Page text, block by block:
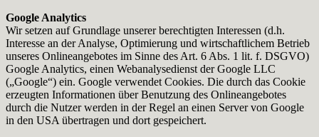
Google Analytics
Wir setzen auf Grundlage unserer berechtigten Interessen (d.h.
Interesse an der Analyse, Optimierung und wirtschaftlichem Betrieb
unseres Onlineangebotes im Sinne des Art. 6 Abs. 1 lit. f. DSGVO)
Google Analytics, einen Webanalysedienst der Google LLC
(„Google“) ein. Google verwendet Cookies. Die durch das Cookie
erzeugten Informationen über Benutzung des Onlineangebotes
durch die Nutzer werden in der Regel an einen Server von Google
in den USA übertragen und dort gespeichert.